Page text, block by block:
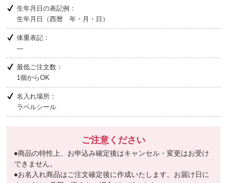
生年月日の表記例：
生年月日（西暦 年・月・日）
体重表記：
―
最低ご注文数：
1個からOK
名入れ場所：
ラベルシール
ご注意ください
●商品の特性上、お申込み確定後はキャンセル・変更はお受け
できません。
●お名入れ商品はご注文確定後に作成いたします。お届け日に